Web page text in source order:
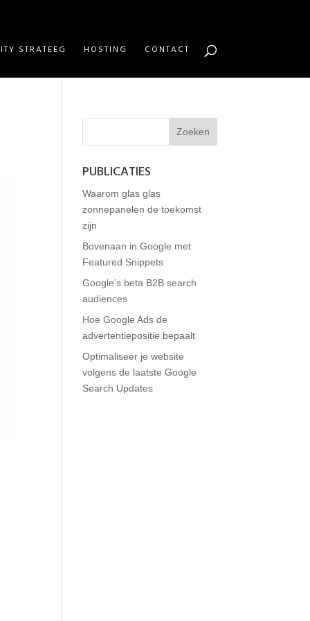
STRATEEG HOSTING CONTACT
PUBLICATIES
Waarom glas glas
zonnepanelen de toekomst
zijn
Bovenaan in Google met
Featured Snippets
Google’s beta B2B search
audiences
Hoe Google Ads de
advertentiepositie bepaalt
Optimaliseer je website
volgens de laatste Google
Search Updates